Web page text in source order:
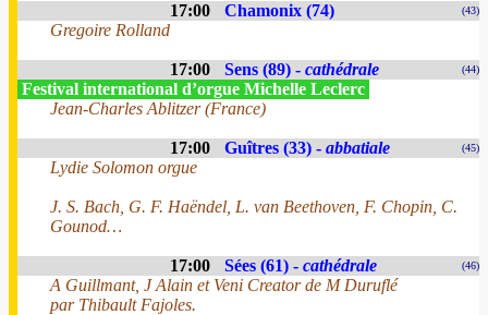
17:00 Chamonix (74) (43)
Gregoire Rolland
17:00 Sens (89) - cathédrale (44)
Festival international d’orgue Michelle Leclerc
Jean-Charles Ablitzer (France)
17:00 Guîtres (33) - abbatiale (45)
Lydie Solomon orgue
J. S. Bach, G. F. Haëndel, L. van Beethoven, F. Chopin, C.
Gounod…
17:00 Sées (61) - cathédrale (46)
A Guillmant, J Alain et Veni Creator de M Duruflé
par Thibault Fajoles.